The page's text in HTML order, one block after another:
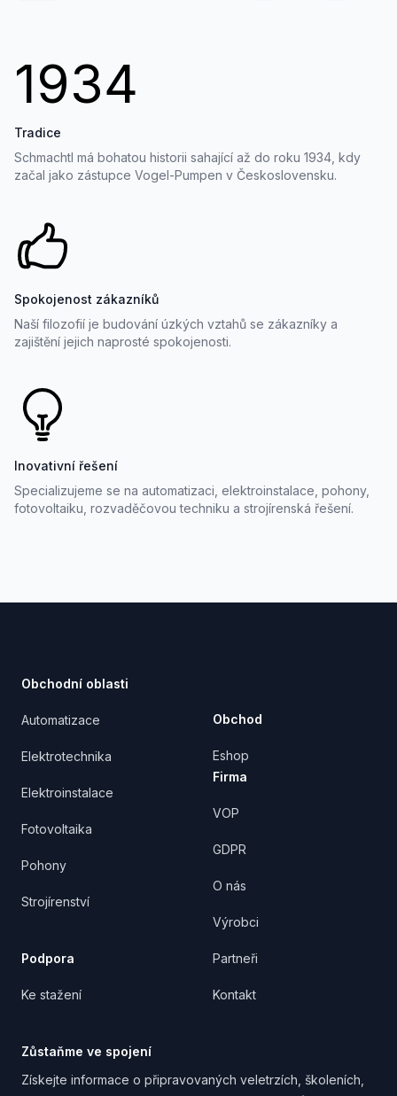
1934
Tradice
Schmachtl má bohatou historii sahající až do roku 1934, kdy
začal jako zástupce Vogel-Pumpen v Československu.
Spokojenost zákazníků
Naší filozofií je budování úzkých vztahů se zákazníky a
zajištění jejich naprosté spokojenosti.
Inovativní řešení
Specializujeme se na automatizaci, elektroinstalace, pohony,
fotovoltaiku, rozvaděčovou techniku a strojírenská řešení.
Obchodní oblasti
Automatizace
Elektrotechnika
Elektroinstalace
Fotovoltaika
Pohony
Strojírenství
Podpora
Ke stažení
Obchod
Eshop
Firma
VOP
GDPR
O nás
Výrobci
Partneři
Kontakt
Zůstaňme ve spojení
Získejte informace o připravovaných veletrzích, školeních,